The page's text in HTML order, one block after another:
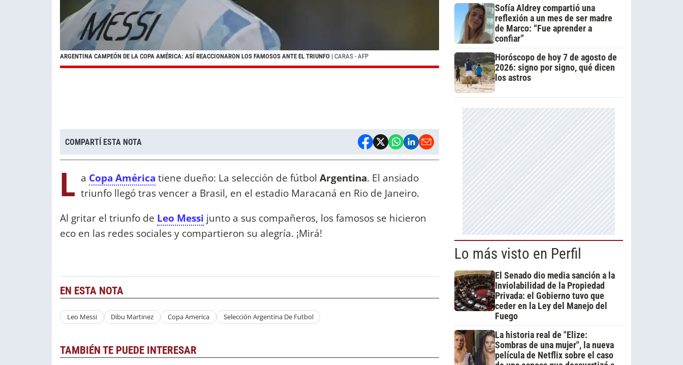
ARGENTINA CAMPEÓN DE LA COPA AMÉRICA: ASÍ REACCIONARON LOS FAMOSOS ANTE EL TRIUNFO | CARAS - AFP
COMPARTÍ ESTA NOTA
L a Copa América tiene dueño: La selección de fútbol Argentina. El ansiado
triunfo llegó tras vencer a Brasil, en el estadio Maracaná en Rio de Janeiro.
Al gritar el triunfo de Leo Messi junto a sus compañeros, los famosos se hicieron
eco en las redes sociales y compartieron su alegría. ¡Mirá!
EN ESTA NOTA
Leo Messi Dibu Martinez Copa America Selección Argentina De Futbol
TAMBIÉN TE PUEDE INTERESAR
Sofía Aldrey compartió una
reflexión a un mes de ser madre
de Marco: “Fue aprender a
confiar”
Horóscopo de hoy 7 de agosto de
2026: signo por signo, qué dicen
los astros
Lo más visto en Perfil
El Senado dio media sanción a la
Inviolabilidad de la Propiedad
Privada: el Gobierno tuvo que
ceder en la Ley del Manejo del
Fuego
La historia real de "Elize:
Sombras de una mujer", la nueva
película de Netflix sobre el caso